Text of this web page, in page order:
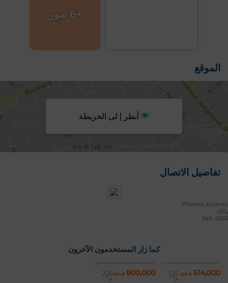
+6 صور
الموقع
أنظر إ لى الخريطة
تفاصيل الاتصال
Phoenix Estates
وكالة
Réf: 4203
كما زار المستخدمون الآخرون
614,000 د.ت 175
م²
800,000 د.ت 200
م²